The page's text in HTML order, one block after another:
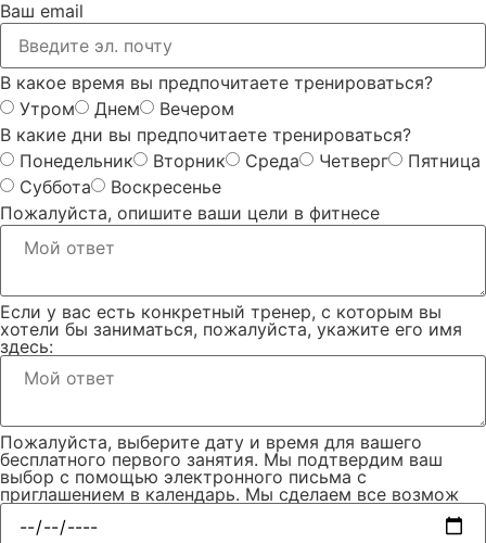
Ваш email
В какое время вы предпочитаете тренироваться?
Утром
Днем
Вечером
В какие дни вы предпочитаете тренироваться?
Понедельник
Вторник Среда Четверг
Пятница
Суббота
Воскресенье
Пожалуйста, опишите ваши цели в фитнесе
Если у вас есть конкретный тренер, с которым вы
хотели бы заниматься, пожалуйста, укажите его имя
здесь:
Пожалуйста, выберите дату и время для вашего
бесплатного первого занятия. Мы подтвердим ваш
выбор с помощью электронного письма с
приглашением в календарь. Мы сделаем все возмож